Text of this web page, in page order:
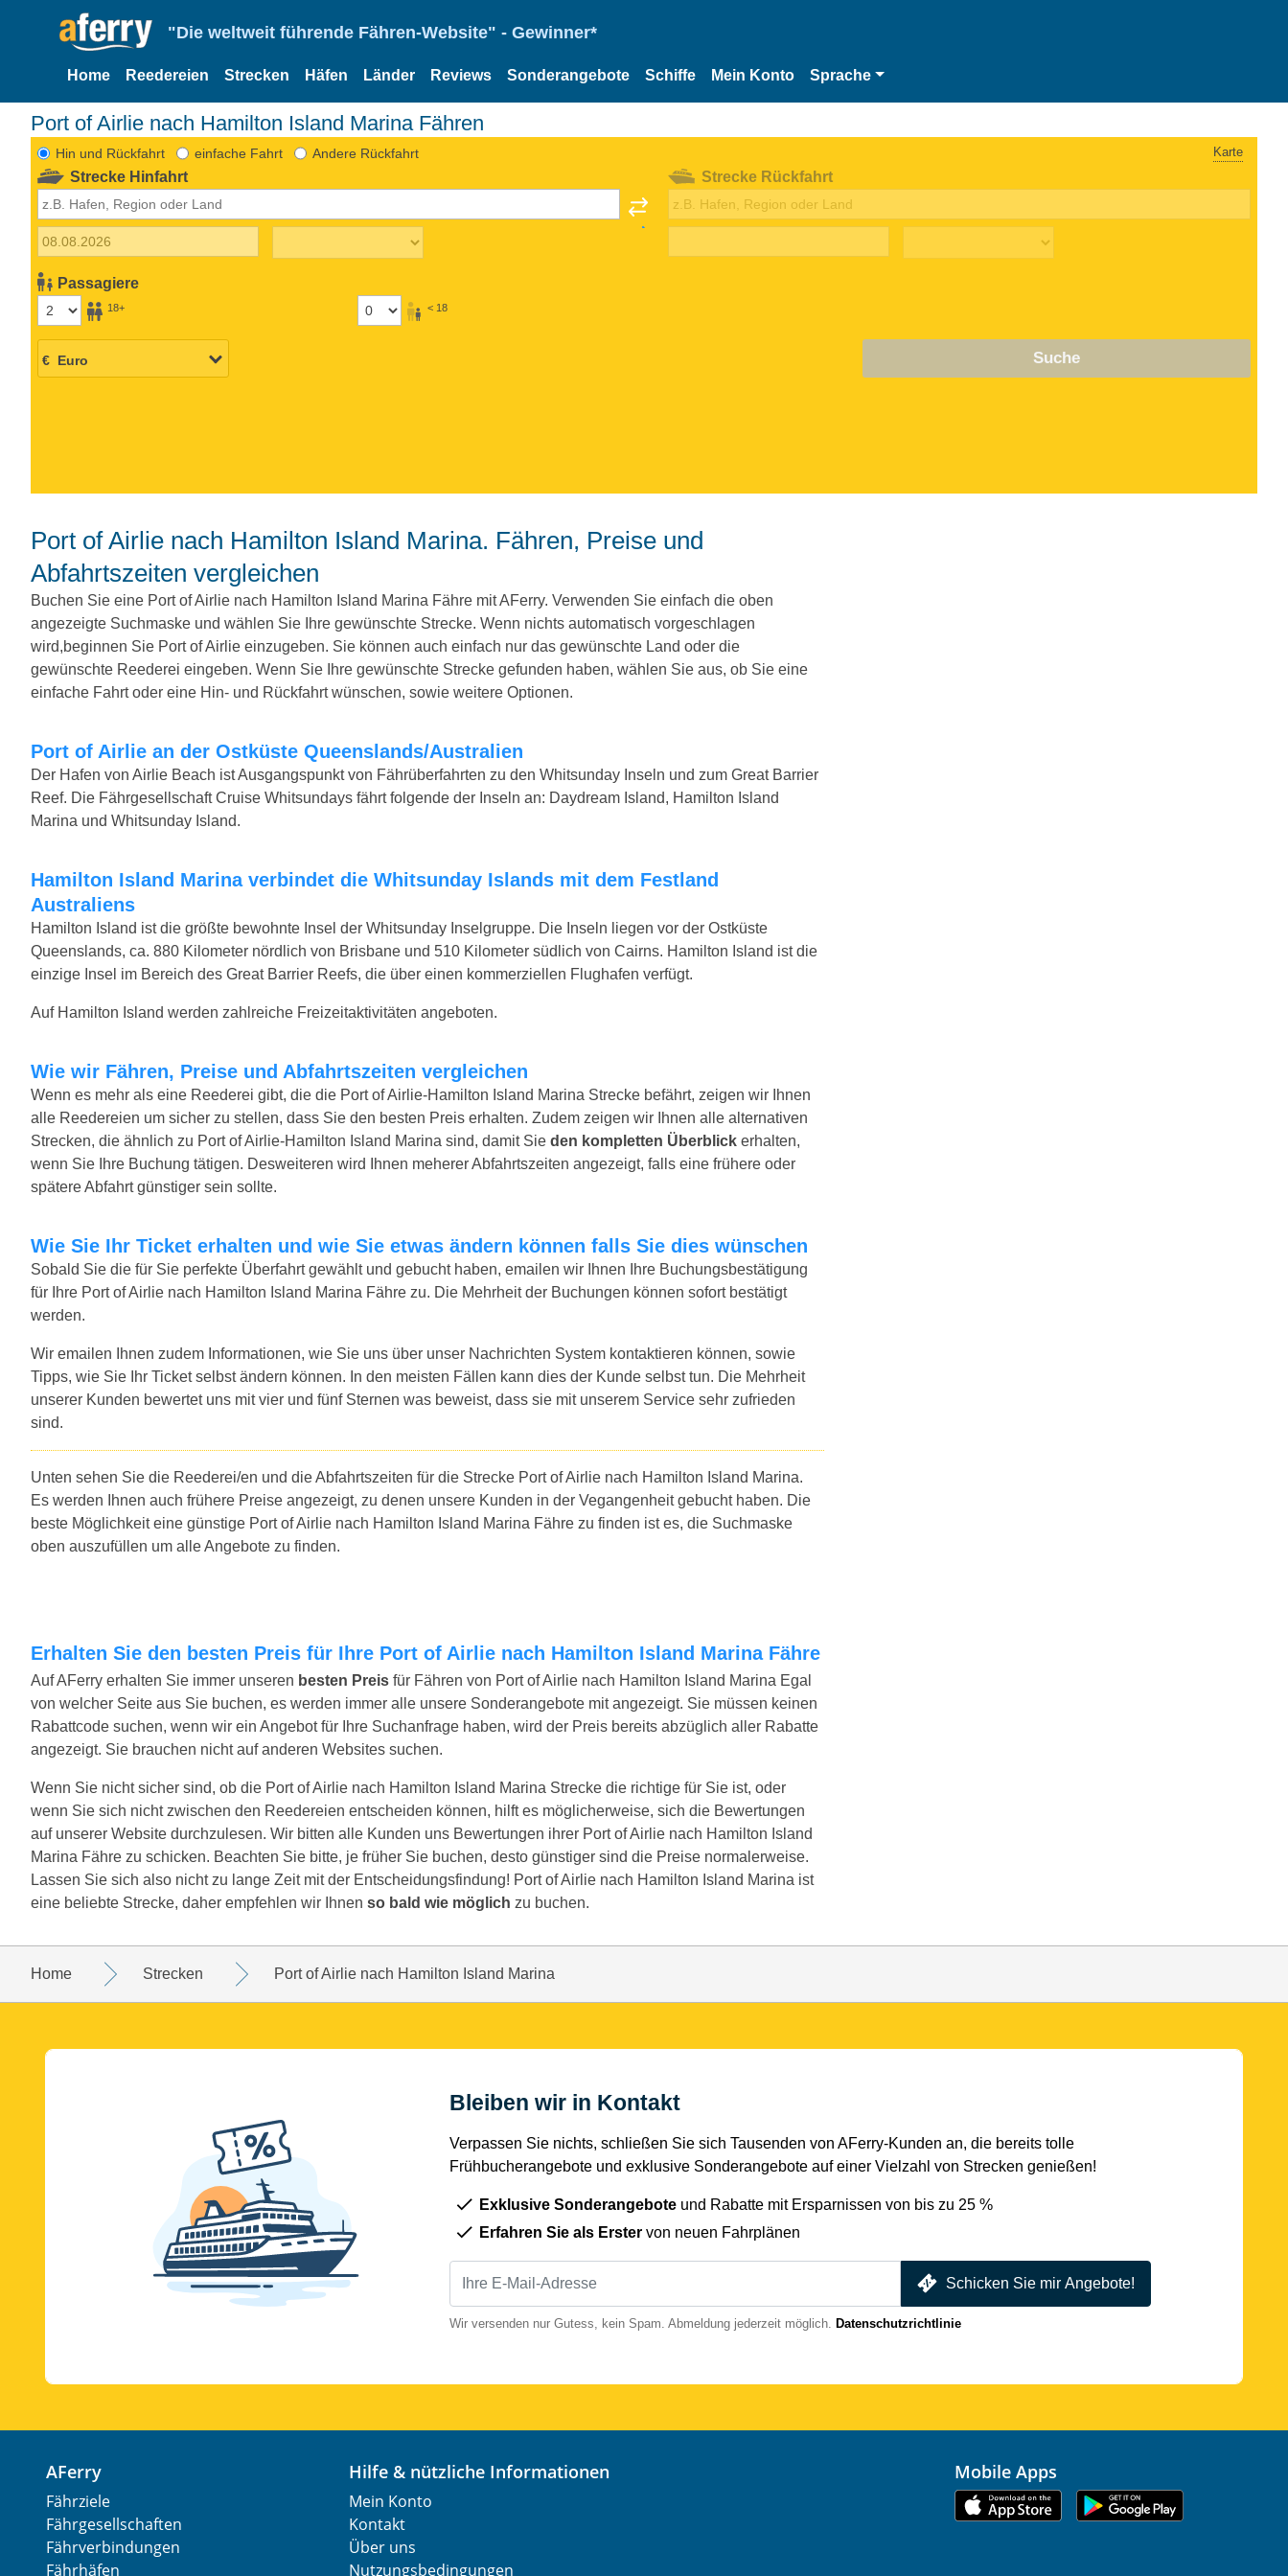
"Die weltweit führende Fähren-Website" - Gewinner*
Home Reedereien Strecken Häfen Länder Reviews Sonderangebote Schiffe Mein Konto Sprache
Port of Airlie nach Hamilton Island Marina Fähren
Hin und Rückfahrt einfache Fahrt Andere Rückfahrt Karte
Strecke Hinfahrt
Passagiere
18+ < 18
Strecke Rückfahrt
Suche
Port of Airlie nach Hamilton Island Marina. Fähren, Preise und
Abfahrtszeiten vergleichen
Buchen Sie eine Port of Airlie nach Hamilton Island Marina Fähre mit AFerry. Verwenden Sie einfach die oben
angezeigte Suchmaske und wählen Sie Ihre gewünschte Strecke. Wenn nichts automatisch vorgeschlagen
wird,beginnen Sie Port of Airlie einzugeben. Sie können auch einfach nur das gewünschte Land oder die
gewünschte Reederei eingeben. Wenn Sie Ihre gewünschte Strecke gefunden haben, wählen Sie aus, ob Sie eine
einfache Fahrt oder eine Hin- und Rückfahrt wünschen, sowie weitere Optionen.
Port of Airlie an der Ostküste Queenslands/Australien
Der Hafen von Airlie Beach ist Ausgangspunkt von Fährüberfahrten zu den Whitsunday Inseln und zum Great Barrier
Reef. Die Fährgesellschaft Cruise Whitsundays fährt folgende der Inseln an: Daydream Island, Hamilton Island
Marina und Whitsunday Island.
Hamilton Island Marina verbindet die Whitsunday Islands mit dem Festland
Australiens
Hamilton Island ist die größte bewohnte Insel der Whitsunday Inselgruppe. Die Inseln liegen vor der Ostküste
Queenslands, ca. 880 Kilometer nördlich von Brisbane und 510 Kilometer südlich von Cairns. Hamilton Island ist die
einzige Insel im Bereich des Great Barrier Reefs, die über einen kommerziellen Flughafen verfügt.
Auf Hamilton Island werden zahlreiche Freizeitaktivitäten angeboten.
Wie wir Fähren, Preise und Abfahrtszeiten vergleichen
Wenn es mehr als eine Reederei gibt, die die Port of Airlie-Hamilton Island Marina Strecke befährt, zeigen wir Ihnen
alle Reedereien um sicher zu stellen, dass Sie den besten Preis erhalten. Zudem zeigen wir Ihnen alle alternativen
Strecken, die ähnlich zu Port of Airlie-Hamilton Island Marina sind, damit Sie den kompletten Überblick erhalten,
wenn Sie Ihre Buchung tätigen. Desweiteren wird Ihnen meherer Abfahrtszeiten angezeigt, falls eine frühere oder
spätere Abfahrt günstiger sein sollte.
Wie Sie Ihr Ticket erhalten und wie Sie etwas ändern können falls Sie dies wünschen
Sobald Sie die für Sie perfekte Überfahrt gewählt und gebucht haben, emailen wir Ihnen Ihre Buchungsbestätigung
für Ihre Port of Airlie nach Hamilton Island Marina Fähre zu. Die Mehrheit der Buchungen können sofort bestätigt
werden.
Wir emailen Ihnen zudem Informationen, wie Sie uns über unser Nachrichten System kontaktieren können, sowie
Tipps, wie Sie Ihr Ticket selbst ändern können. In den meisten Fällen kann dies der Kunde selbst tun. Die Mehrheit
unserer Kunden bewertet uns mit vier und fünf Sternen was beweist, dass sie mit unserem Service sehr zufrieden
sind.
Unten sehen Sie die Reederei/en und die Abfahrtszeiten für die Strecke Port of Airlie nach Hamilton Island Marina.
Es werden Ihnen auch frühere Preise angezeigt, zu denen unsere Kunden in der Vegangenheit gebucht haben. Die
beste Möglichkeit eine günstige Port of Airlie nach Hamilton Island Marina Fähre zu finden ist es, die Suchmaske
oben auszufüllen um alle Angebote zu finden.
Erhalten Sie den besten Preis für Ihre Port of Airlie nach Hamilton Island Marina Fähre
Auf AFerry erhalten Sie immer unseren besten Preis für Fähren von Port of Airlie nach Hamilton Island Marina Egal
von welcher Seite aus Sie buchen, es werden immer alle unsere Sonderangebote mit angezeigt. Sie müssen keinen
Rabattcode suchen, wenn wir ein Angebot für Ihre Suchanfrage haben, wird der Preis bereits abzüglich aller Rabatte
angezeigt. Sie brauchen nicht auf anderen Websites suchen.
Wenn Sie nicht sicher sind, ob die Port of Airlie nach Hamilton Island Marina Strecke die richtige für Sie ist, oder
wenn Sie sich nicht zwischen den Reedereien entscheiden können, hilft es möglicherweise, sich die Bewertungen
auf unserer Website durchzulesen. Wir bitten alle Kunden uns Bewertungen ihrer Port of Airlie nach Hamilton Island
Marina Fähre zu schicken. Beachten Sie bitte, je früher Sie buchen, desto günstiger sind die Preise normalerweise.
Lassen Sie sich also nicht zu lange Zeit mit der Entscheidungsfindung! Port of Airlie nach Hamilton Island Marina ist
eine beliebte Strecke, daher empfehlen wir Ihnen so bald wie möglich zu buchen.
Home Strecken Port of Airlie nach Hamilton Island Marina
Bleiben wir in Kontakt
Verpassen Sie nichts, schließen Sie sich Tausenden von AFerry-Kunden an, die bereits tolle
Frühbucherangebote und exklusive Sonderangebote auf einer Vielzahl von Strecken genießen!
Exklusive Sonderangebote und Rabatte mit Ersparnissen von bis zu 25 %
Erfahren Sie als Erster von neuen Fahrplänen
Schicken Sie mir Angebote!
Wir versenden nur Gutess, kein Spam. Abmeldung jederzeit möglich. Datenschutzrichtlinie
AFerry
Fährziele
Fährgesellschaften
Fährverbindungen
Fährhäfen
Hilfe & nützliche Informationen
Mein Konto
Kontakt
Über uns
Nutzungsbedingungen
Mobile Apps